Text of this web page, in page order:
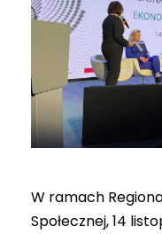
W ramach
Społecznej, 14